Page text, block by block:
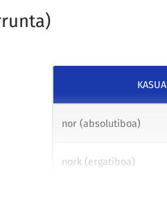
KASUA
nor (absolutiboa)
nork (ergatiboa)